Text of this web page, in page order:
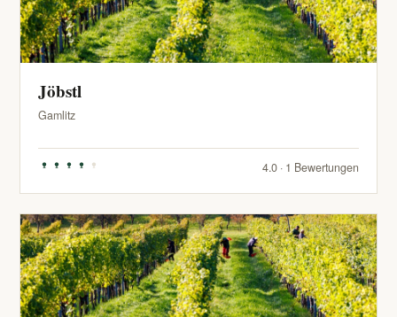
Jöbstl
Gamlitz
4.0 · 1 Bewertungen